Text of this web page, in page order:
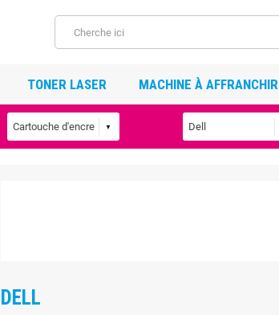
TONER LASER MACHINE À AFFRANCHIR
DELL